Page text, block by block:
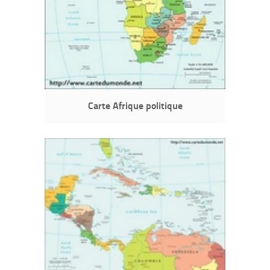
Carte Afrique politique